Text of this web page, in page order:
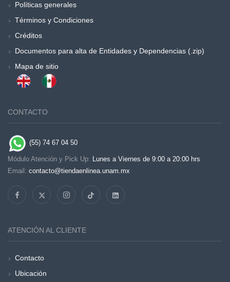
Políticas generales
Términos y Condiciones
Créditos
Documentos para alta de Entidades y Dependencias (.zip)
Mapa de sitio
CONTACTO
(55) 74 67 04 50
Módulo Atención y Pick Up: Lunes a Viernes de 9:00 a 20:00 hrs
Email: contacto@tiendaenlinea.unam.mx
ATENCIÓN AL CLIENTE
Contacto
Ubicación